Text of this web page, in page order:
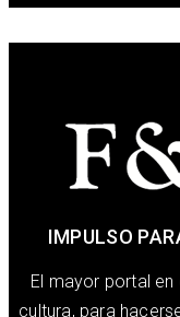
IMPULSO
El mayor portal
cultura, para